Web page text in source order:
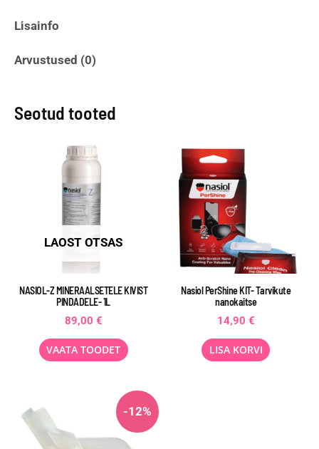
Lisainfo
Arvustused (0)
Seotud tooted
LAOST OTSAS
NASIOL-Z MINERAALSETELE KIVIST
PINDADELE- 1L
89,00 €
VAATA TOODET
Nasiol PerShine KIT- Tarvikute
nanokaitse
14,90 €
LISA KORVI
-12%